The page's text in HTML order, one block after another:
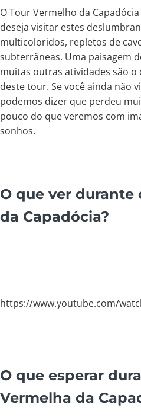
O Tour Vermelho da
deseja visitar estes
multicoloridos, repletos de
subterrâneas. Uma paisagem
muitas outras atividades são o
deste tour. Se você ainda não
podemos dizer que perdeu
pouco do que veremos com
sonhos.
O que ver durante
da Capadócia?
https://www.youtube.com/
O que esperar
Vermelha da